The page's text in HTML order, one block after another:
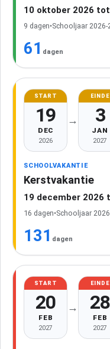
10 oktober 2026
9 dagen•Schooljaar 2026-
61 dagen
START
19
DEC
2026
→
EINDE
3
JAN
2027
SCHOOLVAKANTIE
Kerstvakantie
19 december 2026
16 dagen•Schooljaar
131 dagen
START
20
FEB
2027
→
EINDE
28
FEB
2027